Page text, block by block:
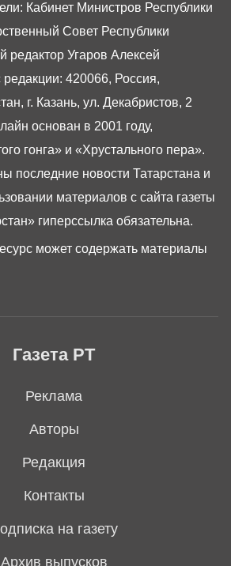
Газета РТ
Реклама
Авторы
Редакция
Контакты
на газету
Архив выпусков
Кабинет Министров Республики
Совет Республики
редактор Угаров Алексей
420066, Россия,
г. Казань, ул. Декабристов, 2
основан в 2001 году,
гонга» и «Хрустального пера».
последние новости Татарстана и
материалов с сайта газеты
гиперссылка обязательна.
может содержать материалы